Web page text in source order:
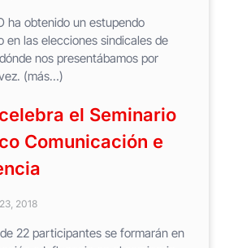
ha obtenido un estupendo
en las elecciones sindicales de
dónde nos presentábamos por
(más…)
el Seminario
Comunicación e
2018
22 participantes se formarán en